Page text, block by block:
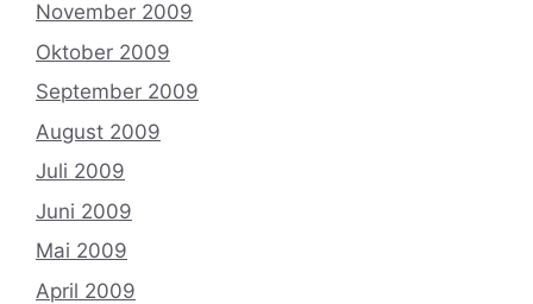
November 2009
Oktober 2009
September 2009
August 2009
Juli 2009
Juni 2009
Mai 2009
April 2009